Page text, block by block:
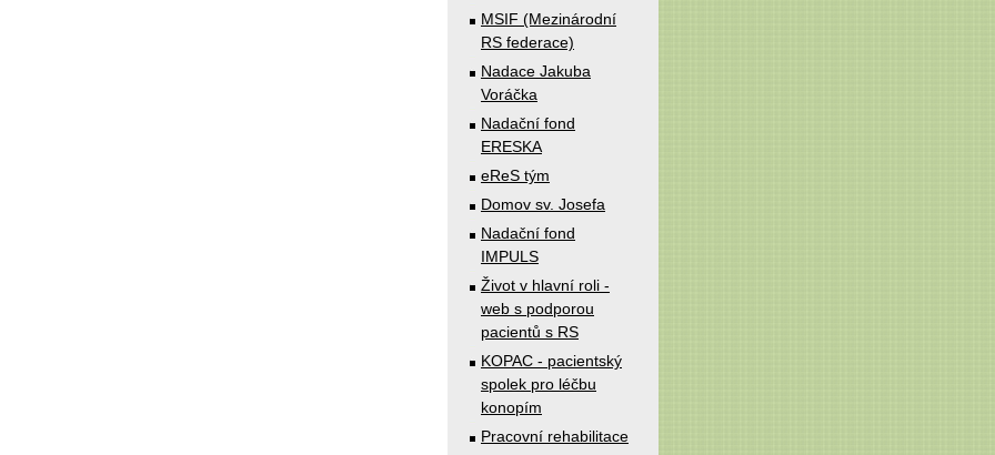
MSIF (Mezinárodní
RS federace)
Nadace Jakuba
Voráčka
Nadační fond
ERESKA
eReS tým
Domov sv. Josefa
Nadační fond
IMPULS
Život v hlavní roli -
web s podporou
pacientů s RS
KOPAC - pacientský
spolek pro léčbu
konopím
Pracovní rehabilitace